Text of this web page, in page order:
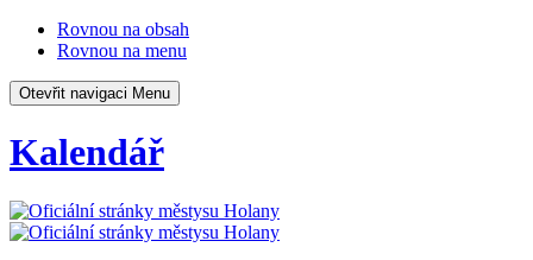
Rovnou na obsah
Rovnou na menu
Otevřit navigaci Menu
Kalendář